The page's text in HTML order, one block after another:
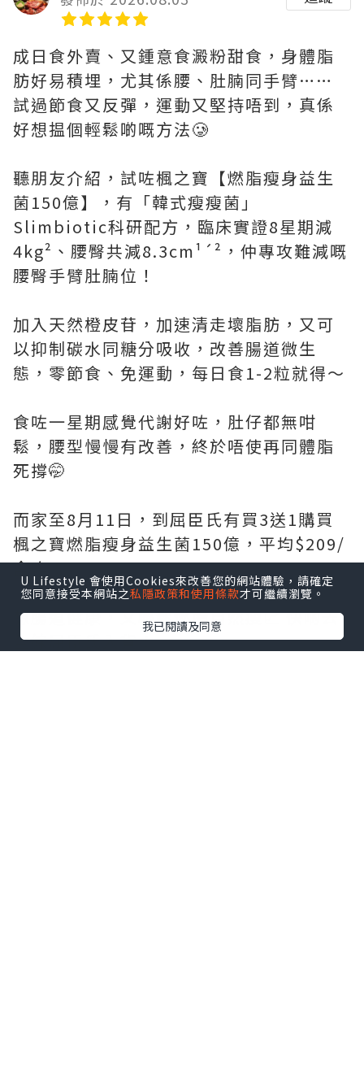
成日食外賣、又鍾意食澱粉甜食，身體脂
肪好易積埋，尤其係腰、肚腩同手臂……
試過節食又反彈，運動又堅持唔到，真係
好想揾個輕鬆啲嘅方法🥲
聽朋友介紹，試咗楓之寶【燃脂瘦身益生
菌150億】，有「韓式瘦瘦菌」
Slimbiotic科研配方，臨床實證8星期減
4kg²、腰臀共減8.3cm¹´²，仲專攻難減嘅
腰臀手臂肚腩位！
加入天然橙皮苷，加速清走壞脂肪，又可
以抑制碳水同糖分吸收，改善腸道微生
態，零節食、免運動，每日食1-2粒就得～
食咗一星期感覺代謝好咗，肚仔都無咁
鬆，腰型慢慢有改善，終於唔使再同體脂
死撐🤭
而家至8月11日，到屈臣氏有買3送1購買
楓之寶燃脂瘦身益生菌150億，平均$209/
盒咋！
想腸道健康，又輕鬆燃脂自然瘦📈 快啲去
全線屈臣氏入貨！
U Lifestyle 會使用Cookies來改善您的網站體驗，請確定
您同意接受本網站之私隱政策和使用條款才可繼續瀏覽。
我已閱讀及同意